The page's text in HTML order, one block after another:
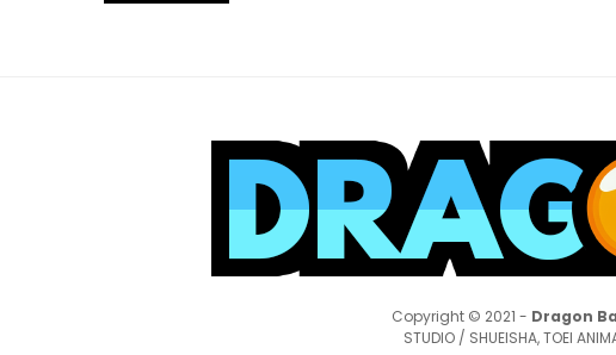
Copyright © 2021 - Dragon
STUDIO / SHUEISHA, TOEI